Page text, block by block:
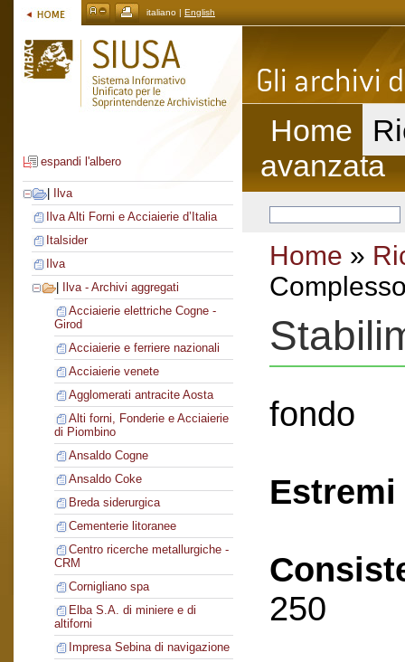
italiano | English
espandi l'albero
Ilva
Ilva Alti Forni e Acciaierie d’Italia
Italsider
Ilva
Ilva - Archivi aggregati
Acciaierie elettriche Cogne -
Girod
Acciaierie e ferriere nazionali
Acciaierie venete
Agglomerati antracite Aosta
Alti forni, Fonderie e Acciaierie
di Piombino
Ansaldo Cogne
Ansaldo Coke
Breda siderurgica
Cementerie litoranee
Centro ricerche metallurgiche -
CRM
Cornigliano spa
Elba S.A. di miniere e di
altiforni
Impresa Sebina di navigazione
Home
avanzata
Home »
fondo
250